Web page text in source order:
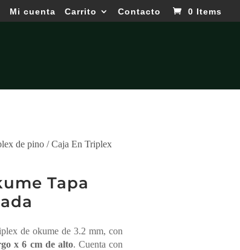
Mi cuenta Carrito Contacto 0 Items
de pino / Caja En Triplex
Tapa
de okume de 3.2 mm, con
x 6 cm de alto. Cuenta con